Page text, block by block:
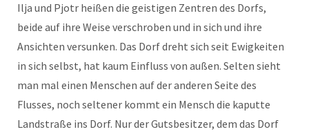
Ilja und Pjotr heißen die geistigen Zentren des Dorfs,
beide auf ihre Weise verschroben und in sich und ihre
Ansichten versunken. Das Dorf dreht sich seit Ewigkeiten
in sich selbst, hat kaum Einfluss von außen. Selten sieht
man mal einen Menschen auf der anderen Seite des
Flusses, noch seltener kommt ein Mensch die kaputte
Landstraße ins Dorf. Nur der Gutsbesitzer, dem das Dorf